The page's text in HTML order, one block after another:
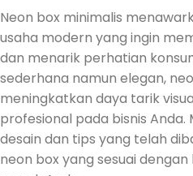
Neon box minimalis
usaha modern yang ingin
dan menarik perhatian
sederhana namun elegan,
meningkatkan daya tarik
profesional pada bisnis
desain dan tips yang telah
neon box yang sesuai